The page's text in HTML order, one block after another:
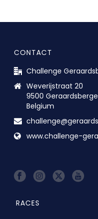
CONTACT
Challenge
Weverijstraat 20
9500
Belgium
www.challenge-
RACES